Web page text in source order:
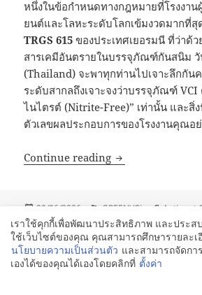
หนึ่งในข้อกำหนดทางกฎหมายที่โรงงา
ยนต์และโลหะระดับโลกเข้มงวดมากที่สุ
TRGS 615 ของประเทศเยอรมนี ที่ว่าด้ว
สารเคมีอันตรายในบรรจุภัณฑ์กันสนิม วั
(Thailand) จะพาทุกท่านไปเจาะลึกกัน
ระดับสากลถึงเจาะจงว่าบรรจุภัณฑ์ VCI
ไนไตรต์ (Nitrite-Free)” เท่านั้น และสิ่
ตัวเลขผลประกอบการของโรงงานคุณอ
Continue reading เจาะลึกมาตรฐาน
Posted
on
20/06/2026 Categories
GREENVCi Tags
Anti-rust
NitriteFree,VCI Film,vci masterbatch,VCI
สนิม,ความปลอดภัยในโรงงาน,ถุงกันสนิม,ถุงพล
บรรจุภัณฑ์กันสนิม,บรรจุภัณฑ์ป้องกันสนิม,ปราศ
พลาสติกกันสนิม
มาตรฐานESG มาตรฐาน
เราใช้คุกกี้เพื่อพัฒนาประสิทธิภาพ และประ
ใช้เว็บไซต์ของคุณ คุณสามารถศึกษารายละเ
นโยบายความเป็นส่วนตัว และสามารถจัดก
เองได้ของคุณได้เองโดยคลิกที่ ตั้งค่า